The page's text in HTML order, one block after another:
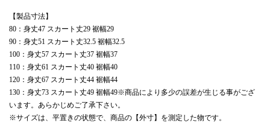
【製品寸法】
80：身丈47 スカート丈29 裾幅29
90：身丈51 スカート丈32.5 裾幅32.5
100：身丈57 スカート丈37 裾幅37
110：身丈61 スカート丈40 裾幅40
120：身丈67 スカート丈44 裾幅44
130：身丈73 スカート丈49 裾幅49※商品により多少の誤差が生じる事がござ
います。あらかじめご了承下さい。
※サイズは、平置きの状態で、商品の【外寸】を測定した物です。